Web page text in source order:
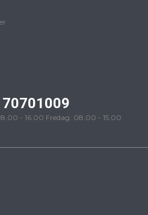
- 16.00 Fredag: 08.00 - 15.00